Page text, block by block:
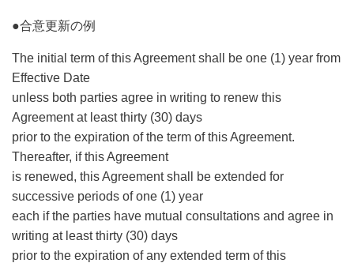
●合意更新の例
The initial term of this Agreement shall be one (1) year from
Effective Date
unless both parties agree in writing to renew this
Agreement at least thirty (30) days
prior to the expiration of the term of this Agreement.
Thereafter, if this Agreement
is renewed, this Agreement shall be extended for
successive periods of one (1) year
each if the parties have mutual consultations and agree in
writing at least thirty (30) days
prior to the expiration of any extended term of this